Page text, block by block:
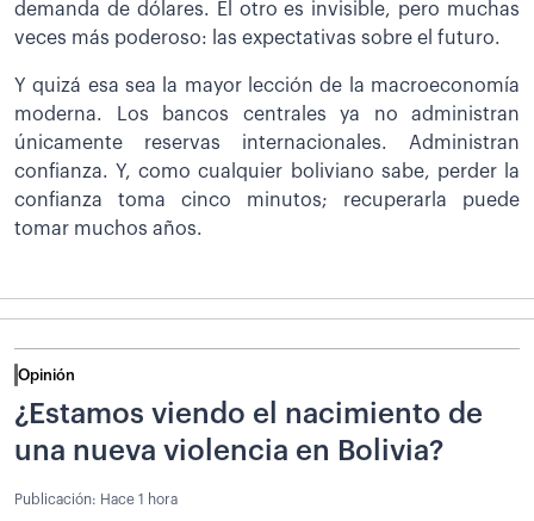
demanda de dólares. El otro es invisible, pero muchas
veces más poderoso: las expectativas sobre el futuro.
Y quizá esa sea la mayor lección de la macroeconomía
moderna. Los bancos centrales ya no administran
únicamente reservas internacionales. Administran
confianza. Y, como cualquier boliviano sabe, perder la
confianza toma cinco minutos; recuperarla puede
tomar muchos años.
Opinión
¿Estamos viendo el nacimiento de
una nueva violencia en Bolivia?
Publicación: Hace 1 hora